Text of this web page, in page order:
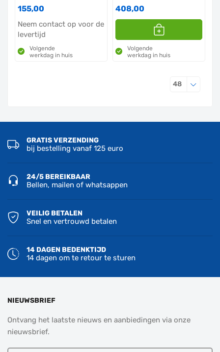
155,00
Neem contact op voor de
levertijd
Volgende
werkdag in huis
408,00
Volgende
werkdag in huis
48Producten
GRATIS VERZENDING
bij bestelling vanaf 125 euro
24/5 BEREIKBAAR
Bellen, mailen of whatsappen
VEILIG BETALEN
Snel en vertrouwd betalen
14 DAGEN BEDENKTIJD
14 dagen om te retour te sturen
NIEUWSBRIEF
Ontvang het laatste nieuws en aanbiedingen via onze
nieuwsbrief.